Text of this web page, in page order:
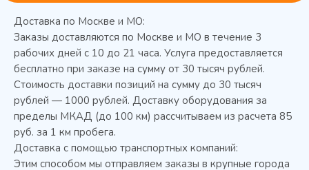
Колода разрубочная КР-5/5
Доставка по Москве и МО:
Заказы доставляются по Москве и МО в течение 3
рабочих дней с 10 до 21 часа. Услуга предоставляется
бесплатно при заказе на сумму от 30 тысяч рублей.
Стоимость доставки позиций на сумму до 30 тысяч
рублей — 1000 рублей. Доставку оборудования за
пределы МКАД (до 100 км) рассчитываем из расчета 85
руб. за 1 км пробега.
Доставка с помощью транспортных компаний:
Этим способом мы отправляем заказы в крупные города